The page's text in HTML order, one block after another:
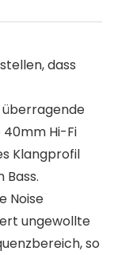
dass
überragende
Hi-Fi
Klangprofil
Noise
ungewollte
so